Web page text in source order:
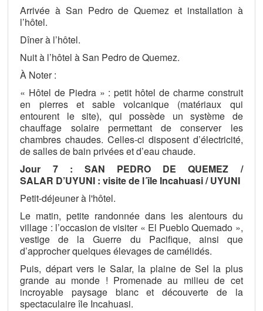
Arrivée à San Pedro de Quemez et installation à
l’hôtel.
Dîner à l’hôtel.
Nuit à l’hôtel à San Pedro de Quemez.
À Noter :
« Hôtel de Piedra » : petit hôtel de charme construit
en pierres et sable volcanique (matériaux qui
entourent le site), qui possède un système de
chauffage solaire permettant de conserver les
chambres chaudes. Celles-ci disposent d’électricité,
de salles de bain privées et d’eau chaude.
Jour 7 : SAN PEDRO DE QUEMEZ /
SALAR D’UYUNI : visite de l´île Incahuasi / UYUNI
Petit-déjeuner à l'hôtel.
Le matin, petite randonnée dans les alentours du
village : l’occasion de visiter « El Pueblo Quemado »,
vestige de la Guerre du Pacifique, ainsi que
d’approcher quelques élevages de camélidés.
Puis, départ vers le Salar, la plaine de Sel la plus
grande au monde ! Promenade au milieu de cet
incroyable paysage blanc et découverte de la
spectaculaire île Incahuasi.